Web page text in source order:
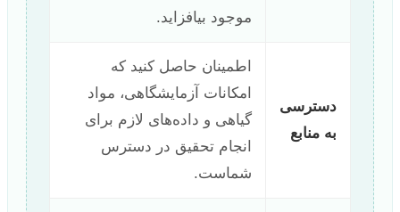
موجود بیافزاید.
دسترسی
به منابع
اطمینان حاصل کنید که
امکانات آزمایشگاهی، مواد
گیاهی و داده‌های لازم برای
انجام تحقیق در دسترس
شماست.